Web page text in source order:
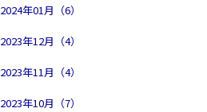
2024年01月（6）
2023年12月（4）
2023年11月（4）
2023年10月（7）